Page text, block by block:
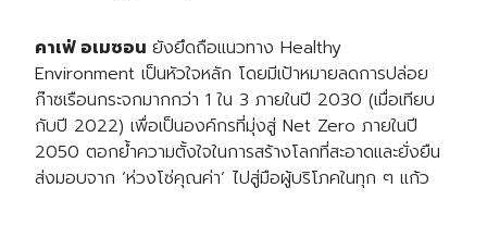
for: Search
คาเฟ่ อเมซอน ยังยึดถือแนวทาง Healthy
Environment เป็นหัวใจหลัก โดยมีเป้าหมายลดการปล่อย
ก๊าซเรือนกระจกมากกว่า 1 ใน 3 ภายในปี 2030 (เมื่อเทียบ
กับปี 2022) เพื่อเป็นองค์กรที่มุ่งสู่ Net Zero ภายในปี
2050 ตอกย้ำความตั้งใจในการสร้างโลกที่สะอาดและยั่งยืน
ส่งมอบจาก ‘ห่วงโซ่คุณค่า’ ไปสู่มือผู้บริโภคในทุก ๆ แก้ว